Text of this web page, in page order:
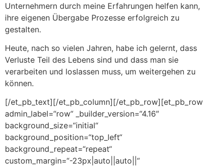
Unternehmern durch meine Erfahrungen helfen kann,
ihre eigenen Übergabe Prozesse erfolgreich zu
gestalten.
Heute, nach so vielen Jahren, habe ich gelernt, dass
Verluste Teil des Lebens sind und dass man sie
verarbeiten und loslassen muss, um weitergehen zu
können.
[/et_pb_text][/et_pb_column][/et_pb_row][et_pb_row
admin_label=“row“ _builder_version=“4.16″
background_size=“initial“
background_position=“top_left“
background_repeat=“repeat“
custom_margin=“-23px|auto||auto||“